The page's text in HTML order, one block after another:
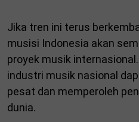
Jika tren ini terus
musisi Indonesia akan
proyek musik
industri musik nasional
pesat dan memperoleh
dunia.